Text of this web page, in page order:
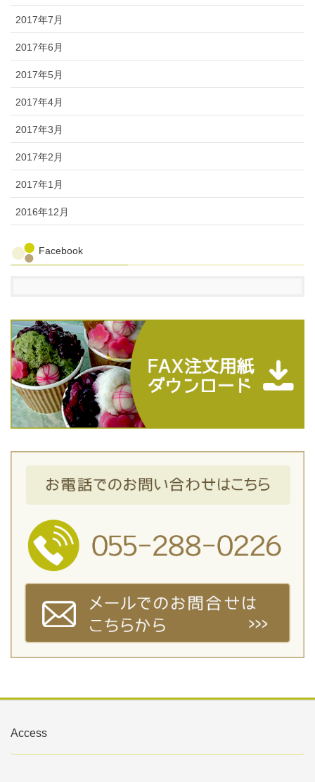
2017年7月
2017年6月
2017年5月
2017年4月
2017年3月
2017年2月
2017年1月
2016年12月
Facebook
Access